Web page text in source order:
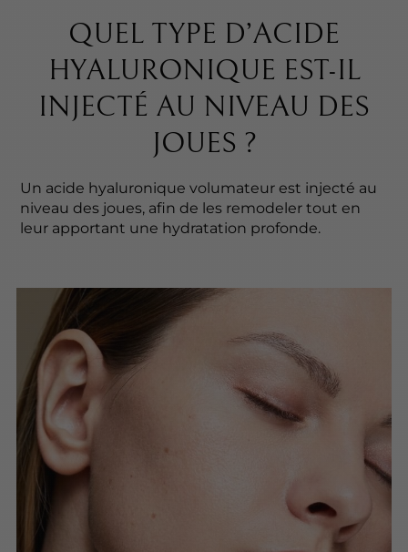
QUEL TYPE D’ACIDE
HYALURONIQUE EST-IL
INJECTÉ AU NIVEAU DES
JOUES ?
Un acide hyaluronique volumateur est injecté au
niveau des joues, afin de les remodeler tout en
leur apportant une hydratation profonde.